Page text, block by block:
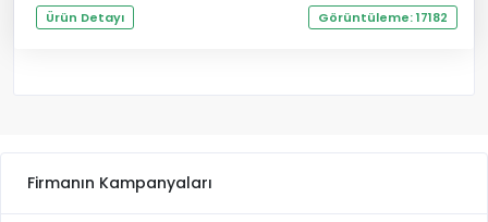
Ürün Detayı Görüntüleme: 17182
Firmanın Kampanyaları